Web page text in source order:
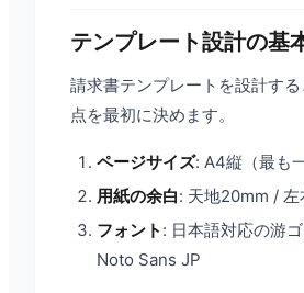
テンプレート設計の基
請求書テンプレートを設計す
点を最初に決めます。
ページサイズ: A4縦（最も
用紙の余白: 天地20mm /
フォント : 日本語対応の游
Noto Sans JP